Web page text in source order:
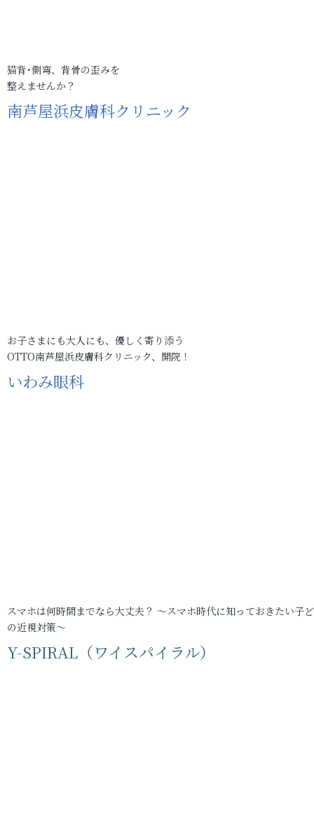
猫背･側弯、背骨の歪みを
整えませんか？
南芦屋浜皮膚科クリニック
お子さまにも大人にも、優しく寄り添う
OTTO南芦屋浜皮膚科クリニック、開院！
いわみ眼科
スマホは何時間までなら大丈夫？ ～スマホ時代に知っておきたい子
の近視対策～
Y-SPIRAL（ワイスパイラル）